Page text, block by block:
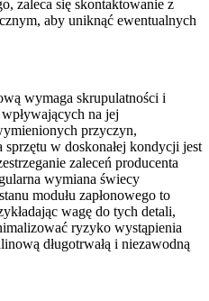
zaleca się skontaktowanie z
aby uniknąć ewentualnych
wymaga skrupulatności i
na jej
przyczyn,
w doskonałej kondycji jest
zaleceń producenta
wymiana świecy
modułu zapłonowego to
wagę do tych detali,
ryzyko wystąpienia
długotrwałą i niezawodną